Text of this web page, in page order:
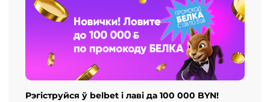
Рэгіструйся ў belbet і лаві да 100 000 BYN!